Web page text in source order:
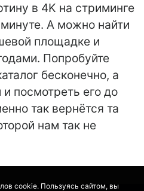
cookie. Пользуясь сайтом, вы
в 4K на стриминге
А можно найти
площадке и
Попробуйте
бесконечно, а
посмотреть его до
так вернётся та
нам так не